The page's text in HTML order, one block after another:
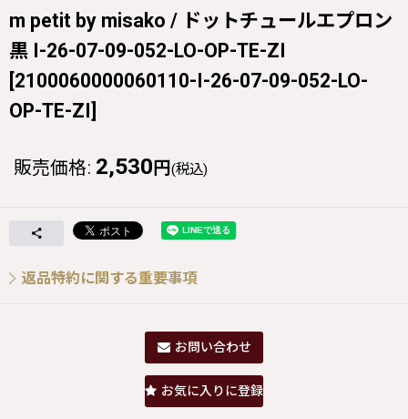
m petit by misako / ドットチュールエプロン
黒 I-26-07-09-052-LO-OP-TE-ZI
[2100060000060110-I-26-07-09-052-LO-
OP-TE-ZI]
販売価格: 2,530 円 (税込)
返品特約に関する重要事項
お問い合わせ
お気に入りに登録